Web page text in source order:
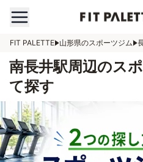
FIT PALETTE 山形県のスポーツジム
南長井駅周辺のス
て探す